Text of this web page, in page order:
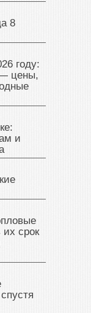
8
году:
— цены,
и
их срок